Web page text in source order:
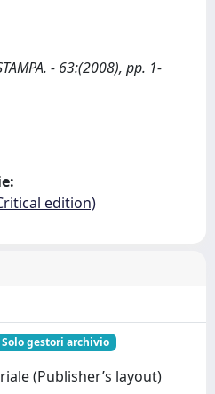
- 63:(2008), pp. 1-
edition)
Solo gestori archivio
(Publisher’s layout)